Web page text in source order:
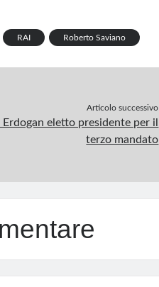
RAI Roberto Saviano
Articolo successivo
Erdogan eletto presidente per il
terzo mandato